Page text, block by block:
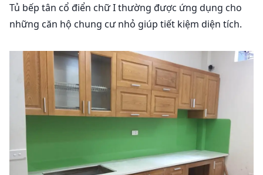
Tủ bếp tân cổ điển chữ I thường được ứng dụng cho
những căn hộ chung cư nhỏ giúp tiết kiệm diện tích.